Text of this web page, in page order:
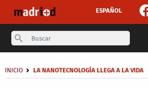
ESPAÑOL
Search
Breadcrumb
INICIO LA NANOTECNOLOGÍA LLEGA A LA VIDA